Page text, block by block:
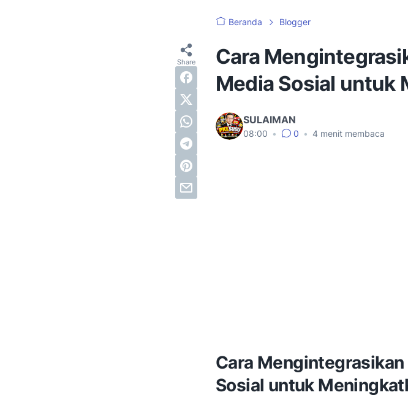
Beranda Blogger
Cara
Media Sosial untuk
SULAIMAN
08:00 • 0 • 4 menit membaca
Cara
Sosial untuk